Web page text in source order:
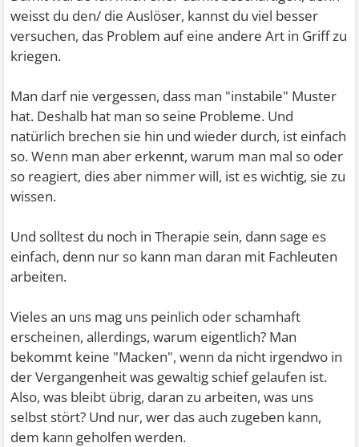
weisst du den/ die Auslöser, kannst du viel besser
versuchen, das Problem auf eine andere Art in Griff zu
kriegen.
Man darf nie vergessen, dass man "instabile" Muster
hat. Deshalb hat man so seine Probleme. Und
natürlich brechen sie hin und wieder durch, ist einfach
so. Wenn man aber erkennt, warum man mal so oder
so reagiert, dies aber nimmer will, ist es wichtig, sie zu
wissen.
Und solltest du noch in Therapie sein, dann sage es
einfach, denn nur so kann man daran mit Fachleuten
arbeiten.
Vieles an uns mag uns peinlich oder schamhaft
erscheinen, allerdings, warum eigentlich? Man
bekommt keine "Macken", wenn da nicht irgendwo in
der Vergangenheit was gewaltig schief gelaufen ist.
Also, was bleibt übrig, daran zu arbeiten, was uns
selbst stört? Und nur, wer das auch zugeben kann,
dem kann geholfen werden.